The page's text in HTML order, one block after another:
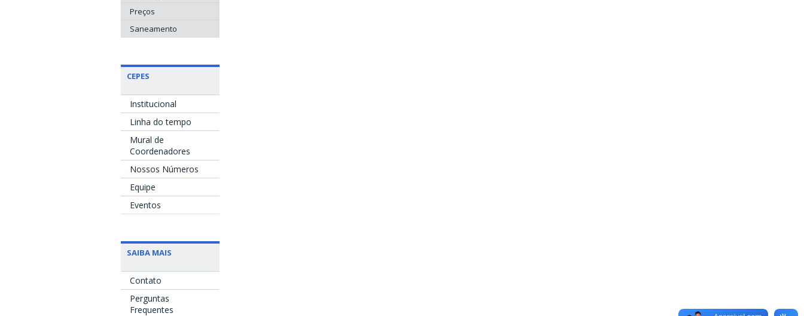
Preços
Saneamento
CEPES
Institucional
Linha do tempo
Mural de
Coordenadores
Nossos Números
Equipe
Eventos
SAIBA MAIS
Contato
Perguntas
Frequentes